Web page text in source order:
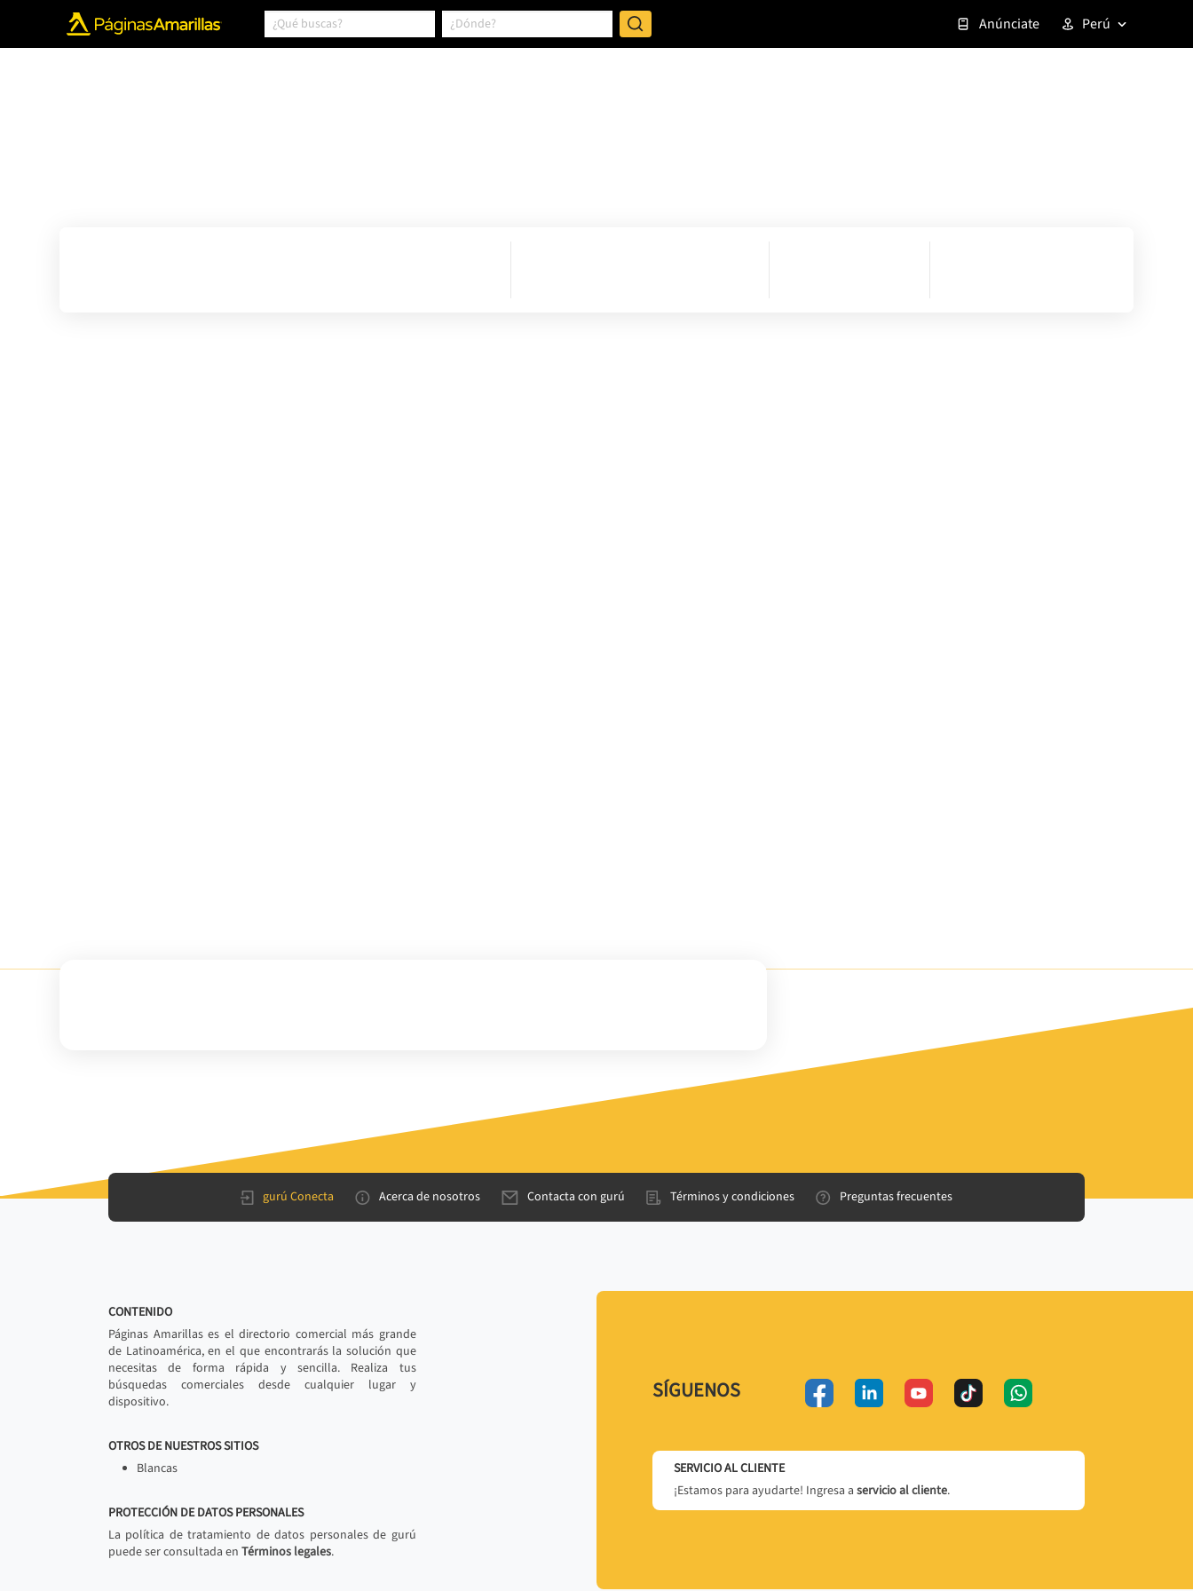
Anúnciate Perú
gurú Conecta Acerca de nosotros Contacta con gurú Términos y condiciones Preguntas frecuentes
CONTENIDO
Páginas Amarillas es el directorio comercial más grande
de Latinoamérica, en el que encontrarás la solución que
necesitas de forma rápida y sencilla. Realiza tus
búsquedas comerciales desde cualquier lugar y
dispositivo.
OTROS DE NUESTROS SITIOS
Blancas
PROTECCIÓN DE DATOS PERSONALES
La política de tratamiento de datos personales de gurú
puede ser consultada en Términos legales.
SÍGUENOS
SERVICIO AL CLIENTE
¡Estamos para ayudarte! Ingresa a servicio al cliente.